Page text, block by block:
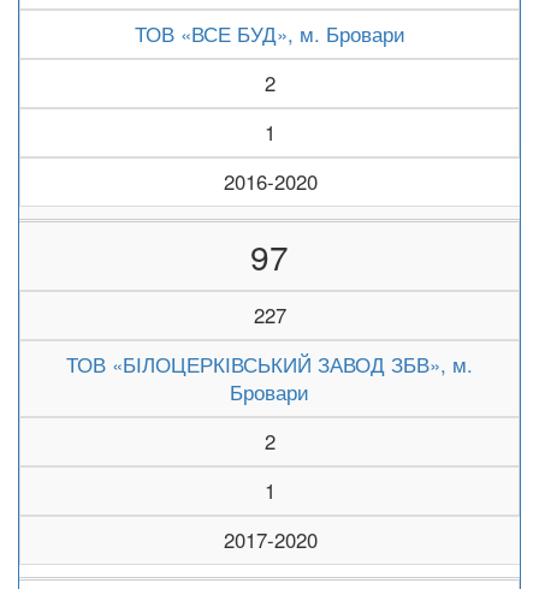
ТОВ «ВСЕ БУД», м. Бровари
2
1
2016-2020
97
227
ТОВ «БІЛОЦЕРКІВСЬКИЙ ЗАВОД ЗБВ», м.
Бровари
2
1
2017-2020